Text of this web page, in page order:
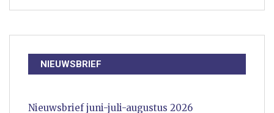
NIEUWSBRIEF
Nieuwsbrief juni-juli-augustus 2026